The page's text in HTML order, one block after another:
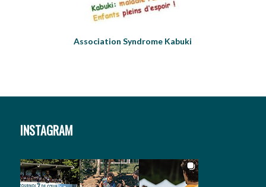
Association Syndrome Kabuki
INSTAGRAM